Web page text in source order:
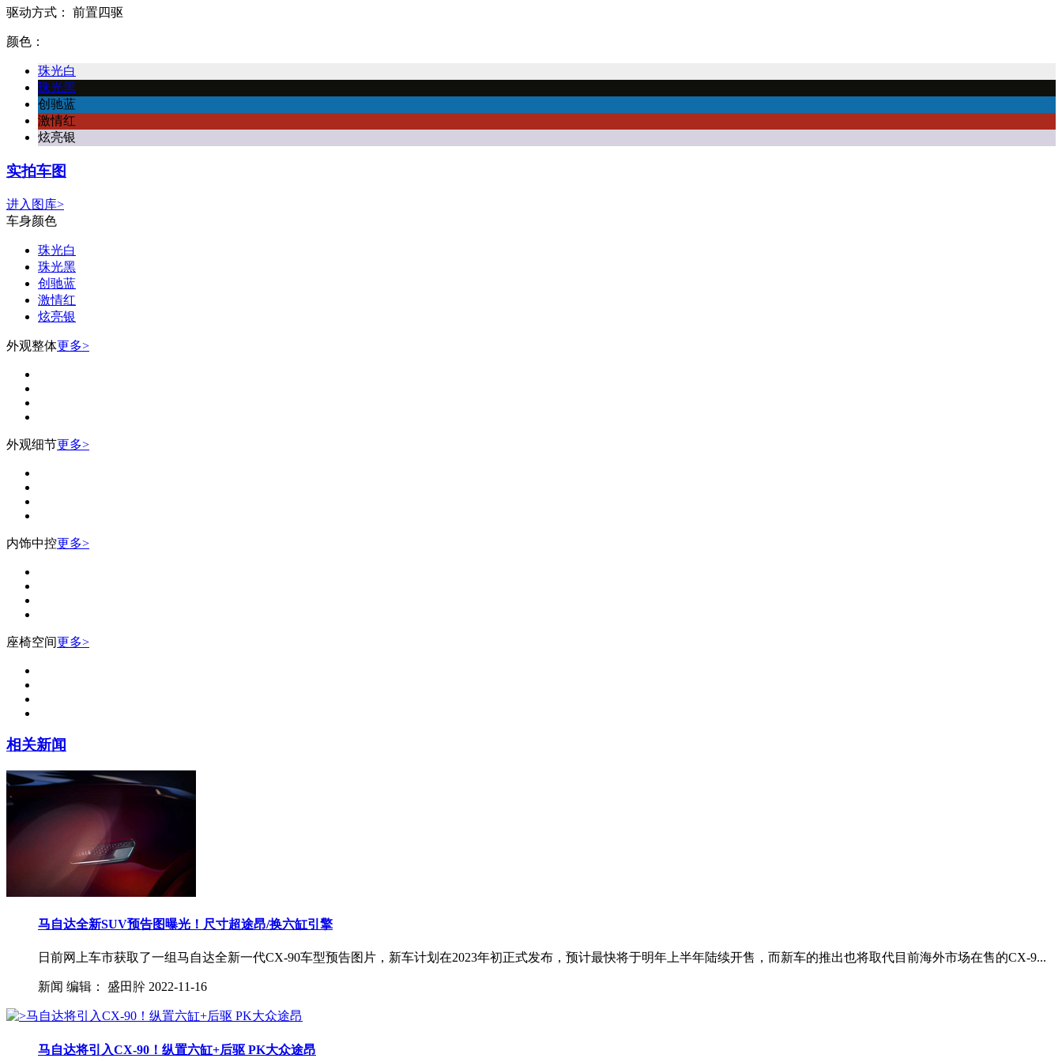
驱动方式： 前置四驱
颜色：
珠光白
珠光黑
创驰蓝
激情红
炫亮银
实拍车图
进入图库>
车身颜色
珠光白
珠光黑
创驰蓝
激情红
炫亮银
外观整体更多>
外观细节更多>
内饰中控更多>
座椅空间更多>
相关新闻
马自达全新SUV预告图曝光！尺寸超途昂/换六缸引擎
日前网上车市获取了一组马自达全新一代CX-90车型预告图片，新车计划在2023年初正式发布，预计最快将于明年上半年陆续开售，而新车的推出也将取代目前海外市场在售的CX-9...
新闻 编辑： 盛田肸 2022-11-16
马自达将引入CX-90！纵置六缸+后驱 PK大众途昂